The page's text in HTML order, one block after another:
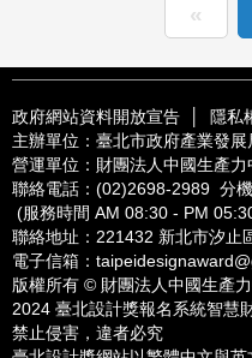
«
政府網站資料開放宣告 隱私
主辦單位：臺北市政府產業發展
營運單位：財團法人中國生產力
聯絡電話： (02)2698-2989 分
(服務時間 AM 08:30 - PM
聯絡地址：221432 新北市汐止
電子信箱：
版權所有 © 財團法人中國生產
2024 臺北設計獎報名系統智慧
禁止侵害，違者必究